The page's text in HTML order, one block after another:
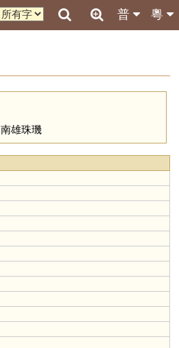
粵
普
南雄珠璣